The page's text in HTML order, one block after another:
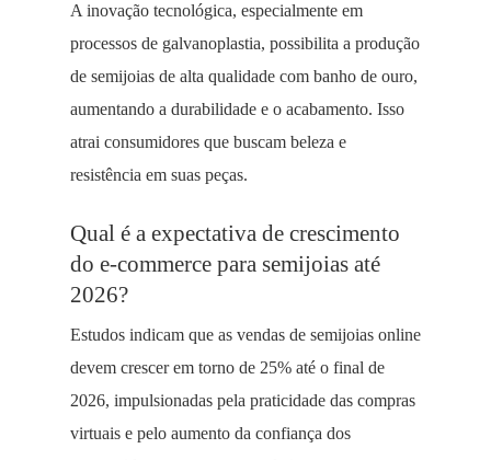
A inovação tecnológica, especialmente em
processos de galvanoplastia, possibilita a produção
de semijoias de alta qualidade com banho de ouro,
aumentando a durabilidade e o acabamento. Isso
atrai consumidores que buscam beleza e
resistência em suas peças.
Qual é a expectativa de crescimento
do e-commerce para semijoias até
2026?
Estudos indicam que as vendas de semijoias online
devem crescer em torno de 25% até o final de
2026, impulsionadas pela praticidade das compras
virtuais e pelo aumento da confiança dos